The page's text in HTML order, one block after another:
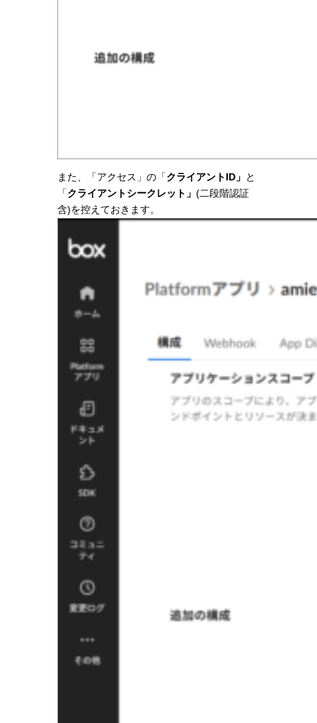
また、「アクセス」の「クライアントID」 と
「クライアントシークレット」 (二段階認証
含)を控えておきます。